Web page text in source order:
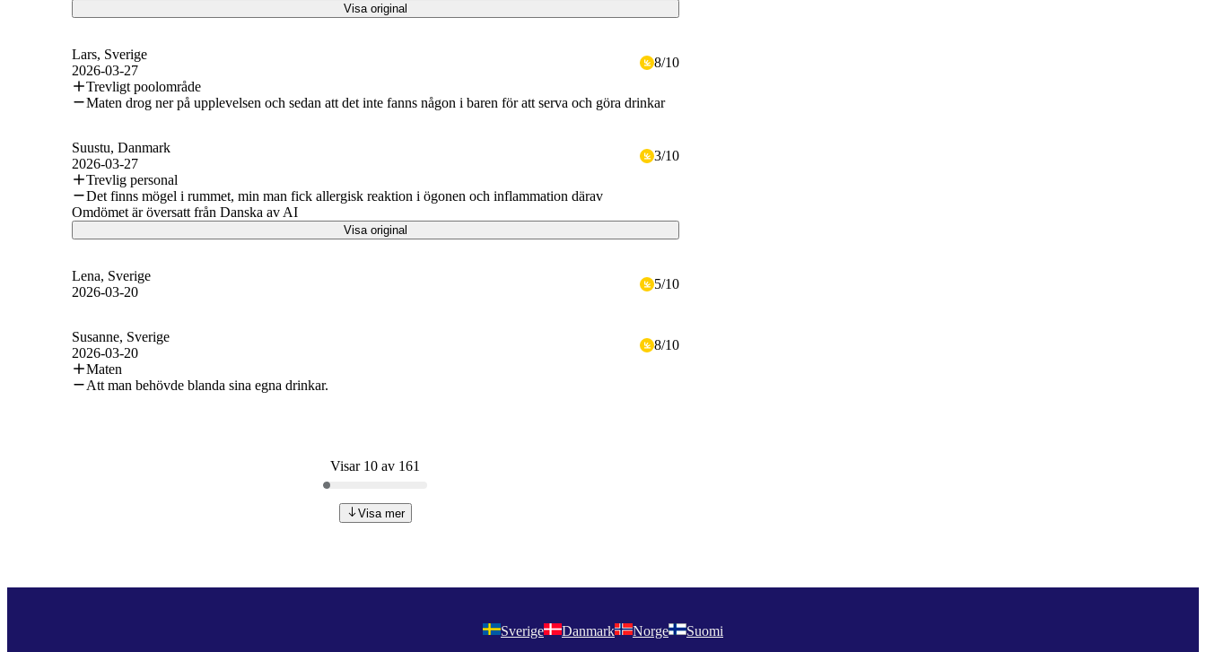
Visa original
Lars, Sverige
2026-03-27
8/10
Trevligt poolområde
Maten drog ner på upplevelsen och sedan att det inte fanns någon i baren för att serva och göra drinkar
Suustu, Danmark
2026-03-27
3/10
Trevlig personal
Det finns mögel i rummet, min man fick allergisk reaktion i ögonen och inflammation därav
Omdömet är översatt från Danska av AI
Visa original
Lena, Sverige
2026-03-20
5/10
Susanne, Sverige
2026-03-20
8/10
Maten
Att man behövde blanda sina egna drinkar.
Visar 10 av 161
Visa mer
Sverige Danmark Norge Suomi